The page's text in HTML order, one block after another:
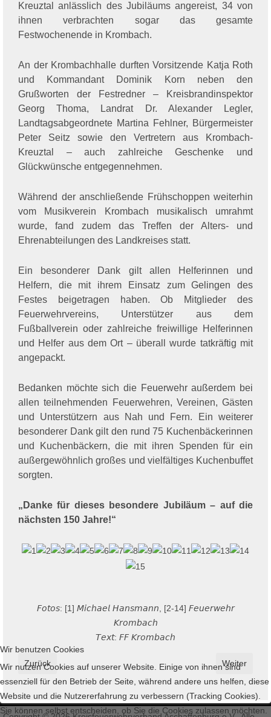
Kreuztal anlässlich des Jubiläums angereist, 34 von
ihnen verbrachten sogar das gesamte
Festwochenende in Krombach.
An der Krombachhalle durften Vorsitzende Katja Roth
und Kommandant Dominik Korn neben den
Grußworten der Festredner – Kreisbrandinspektor
Georg Thoma, Landrat Dr. Alexander Legler,
Landtagsabgeordnete Martina Fehlner, Bürgermeister
Peter Seitz sowie den Vertretern aus Krombach-
Kreuztal – auch zahlreiche Geschenke und
Glückwünsche entgegennehmen.
Während der anschließende Frühschoppen weiterhin
vom Musikverein Krombach musikalisch umrahmt
wurde, fand zudem das Treffen der Alters- und
Ehrenabteilungen des Landkreises statt.
Ein besonderer Dank gilt allen Helferinnen und
Helfern, die mit ihrem Einsatz zum Gelingen des
Festes beigetragen haben. Ob Mitglieder des
Feuerwehrvereins, Unterstützer aus dem
Fußballverein oder zahlreiche freiwillige Helferinnen
und Helfer aus dem Ort – überall wurde tatkräftig mit
angepackt.
Bedanken möchte sich die Feuerwehr außerdem bei
allen teilnehmenden Feuerwehren, Vereinen, Gästen
und Unterstützern aus Nah und Fern. Ein weiterer
besonderer Dank gilt den rund 75 Kuchenbäckerinnen
und Kuchenbäckern, die mit ihren Spenden für ein
außergewöhnlich großes und vielfältiges Kuchenbuffet
sorgten.
„Danke für dieses besondere Jubiläum – auf die
nächsten 150 Jahre!“
𝘍𝘰𝘵𝘰𝘴: [1] 𝘔𝘪𝘤𝘩𝘢𝘦𝘭 𝘏𝘢𝘯𝘴𝘮𝘢𝘯𝘯, [2-14] 𝘍𝘦𝘶𝘦𝘳𝘸𝘦𝘩𝘳
𝘒𝘳𝘰𝘮𝘣𝘢𝘤𝘩
𝘛𝘦𝘹𝘵: 𝘍𝘍 𝘒𝘳𝘰𝘮𝘣𝘢𝘤𝘩
Vorheriger Beitrag: Aktuelle Hinweise des Deutschen
Zurück Nächster
Weiter
Wir benutzen Cookies
Wir nutzen Cookies auf unserer Website. Einige von ihnen sind
essenziell für den Betrieb der Seite, während andere uns helfen, diese
Website und die Nutzererfahrung zu verbessern (Tracking Cookies).
Sie können selbst entscheiden, ob Sie die Cookies zulassen möchten.